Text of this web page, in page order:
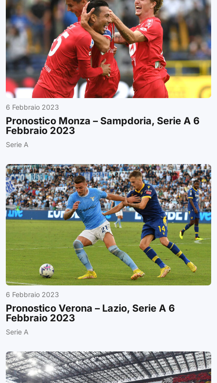
6 Febbraio 2023
Pronostico Monza – Sampdoria, Serie A 6
Febbraio 2023
Serie A
6 Febbraio 2023
Pronostico Verona – Lazio, Serie A 6
Febbraio 2023
Serie A